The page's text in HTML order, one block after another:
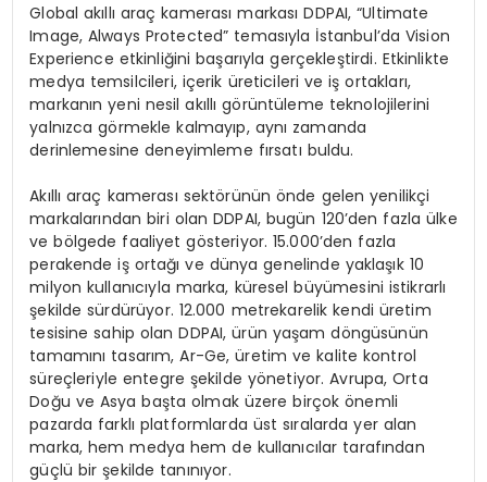
Global akıllı araç kamerası markası DDPAI, “Ultimate
Image, Always Protected” temasıyla İstanbul’da Vision
Experience etkinliğini başarıyla gerçekleştirdi. Etkinlikte
medya temsilcileri, içerik üreticileri ve iş ortakları,
markanın yeni nesil akıllı görüntüleme teknolojilerini
yalnızca görmekle kalmayıp, aynı zamanda
derinlemesine deneyimleme fırsatı buldu.
Akıllı araç kamerası sektörünün önde gelen yenilikçi
markalarından biri olan DDPAI, bugün 120’den fazla ülke
ve bölgede faaliyet gösteriyor. 15.000’den fazla
perakende iş ortağı ve dünya genelinde yaklaşık 10
milyon kullanıcıyla marka, küresel büyümesini istikrarlı
şekilde sürdürüyor. 12.000 metrekarelik kendi üretim
tesisine sahip olan DDPAI, ürün yaşam döngüsünün
tamamını tasarım, Ar-Ge, üretim ve kalite kontrol
süreçleriyle entegre şekilde yönetiyor. Avrupa, Orta
Doğu ve Asya başta olmak üzere birçok önemli
pazarda farklı platformlarda üst sıralarda yer alan
marka, hem medya hem de kullanıcılar tarafından
güçlü bir şekilde tanınıyor.